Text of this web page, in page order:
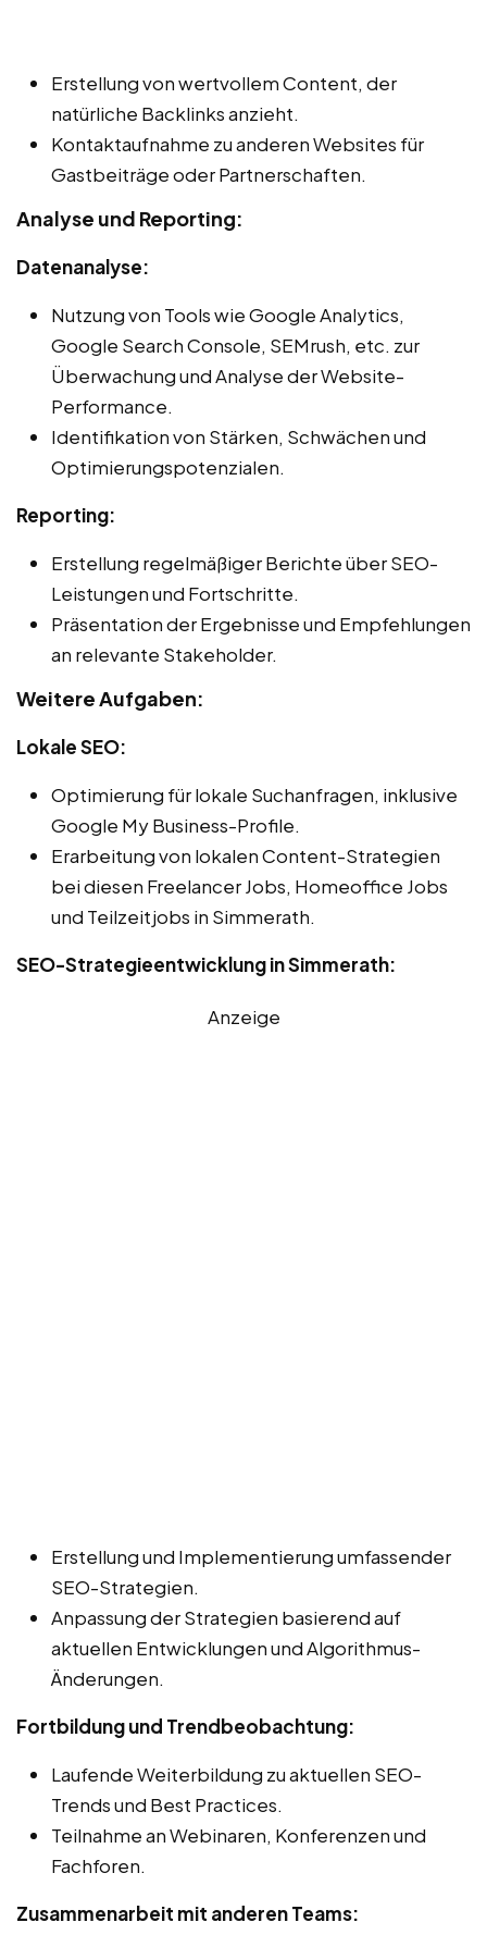
Erstellung von wertvollem Content, der
natürliche Backlinks anzieht.
Kontaktaufnahme zu anderen Websites für
Gastbeiträge oder Partnerschaften.
Analyse und Reporting:
Datenanalyse:
Nutzung von Tools wie Google Analytics,
Google Search Console, SEMrush, etc. zur
Überwachung und Analyse der Website-
Performance.
Identifikation von Stärken, Schwächen und
Optimierungspotenzialen.
Reporting:
Erstellung regelmäßiger Berichte über SEO-
Leistungen und Fortschritte.
Präsentation der Ergebnisse und Empfehlungen
an relevante Stakeholder.
Weitere Aufgaben:
Lokale SEO:
Optimierung für lokale Suchanfragen, inklusive
Google My Business-Profile.
Erarbeitung von lokalen Content-Strategien
bei diesen Freelancer Jobs, Homeoffice Jobs
und Teilzeitjobs in Simmerath.
SEO-Strategieentwicklung in Simmerath:
Anzeige
Erstellung und Implementierung umfassender
SEO-Strategien.
Anpassung der Strategien basierend auf
aktuellen Entwicklungen und Algorithmus-
Änderungen.
Fortbildung und Trendbeobachtung:
Laufende Weiterbildung zu aktuellen SEO-
Trends und Best Practices.
Teilnahme an Webinaren, Konferenzen und
Fachforen.
Zusammenarbeit mit anderen Teams: